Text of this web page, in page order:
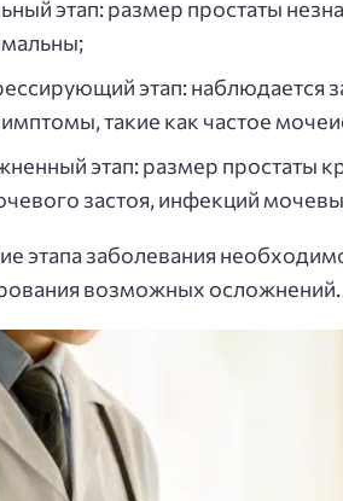
этап: размер простаты
этап: наблюдается
такие как частое
этап: размер простаты
застоя, инфекций
этапа заболевания
возможных осложнений.